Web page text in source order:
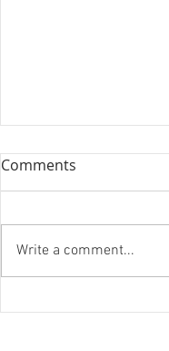
Comments
Write a comment...